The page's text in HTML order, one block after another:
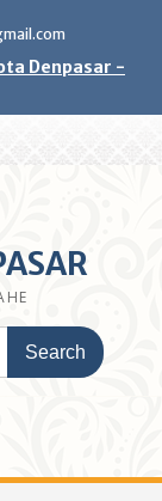
Denpasar -